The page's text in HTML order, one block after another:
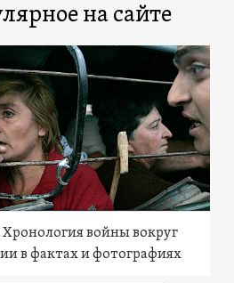
на сайте
Хронология войны вокруг
в фактах и фотографиях